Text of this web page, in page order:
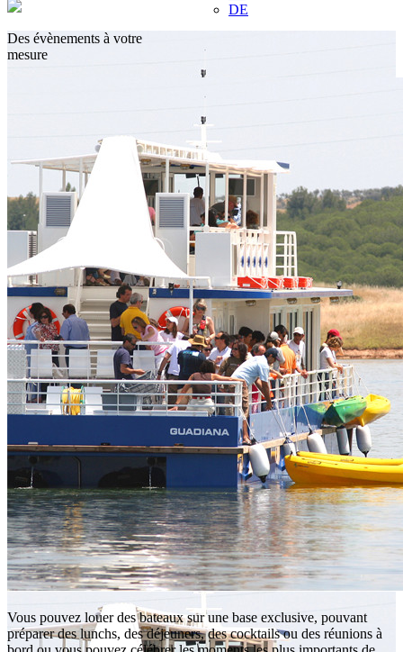
DE
Des évènements à votre
mesure
Vous pouvez louer des bateaux sur une base exclusive, pouvant
préparer des lunchs, des déjeuners, des cocktails ou des réunions à